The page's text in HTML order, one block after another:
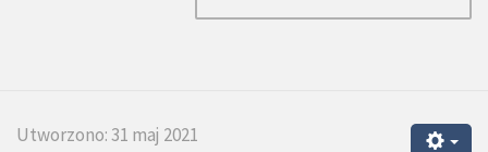
Utworzono: 31 maj 2021